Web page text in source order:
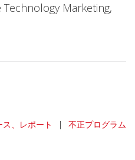
Marketing,
、レポート |
不正プログラム